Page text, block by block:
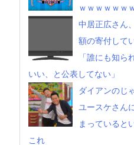
ｗｗｗｗｗｗ
中居正広さん
額の寄付して
「誰にも知ら
いい、と公表してない」
ダイアンのじ
ユースケさん
まっていると
これ